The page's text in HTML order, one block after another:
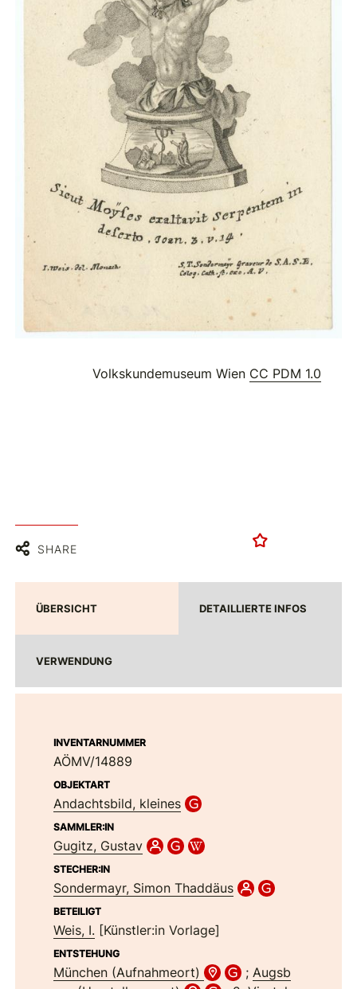
Volkskundemuseum Wien CC PDM 1.0
SHARE
ÜBERSICHT DETAILLIERTE INFOS
VERWENDUNG
INVENTARNUMMER
AÖMV/14889
OBJEKTART
Andachtsbild, kleines
SAMMLER:IN
Gugitz, Gustav
STECHER:IN
Sondermayr, Simon Thaddäus
BETEILIGT
Weis, I. [Künstler:in Vorlage]
ENTSTEHUNG
München (Aufnahmeort) ; Augsb